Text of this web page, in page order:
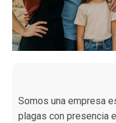
Somos una empresa
plagas con presencia